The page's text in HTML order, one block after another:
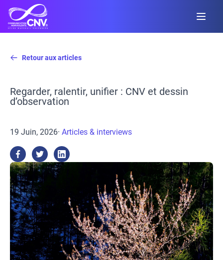
Retour aux articles
Regarder, ralentir, unifier : CNV et dessin
d’observation
19 Juin, 2026· Articles & interviews